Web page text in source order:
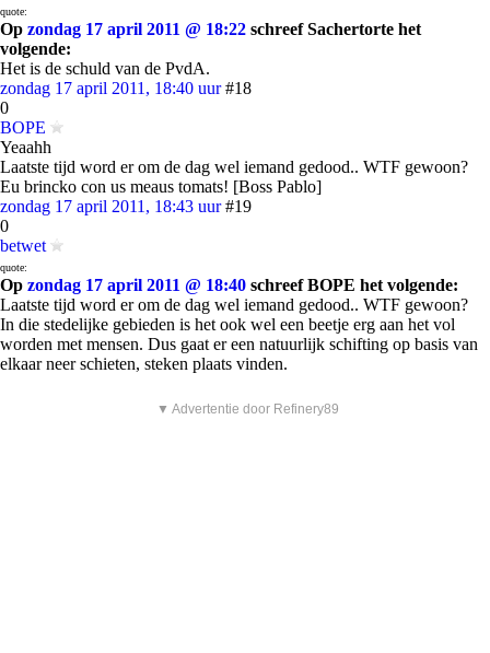
quote:
Op zondag 17 april 2011 @ 18:22 schreef Sachertorte het
volgende:
Het is de schuld van de PvdA.
zondag 17 april 2011, 18:40 uur #18
0
BOPE
Yeaahh
Laatste tijd word er om de dag wel iemand gedood.. WTF gewoon?
Eu brincko con us meaus tomats! [Boss Pablo]
zondag 17 april 2011, 18:43 uur #19
0
betwet
quote:
Op zondag 17 april 2011 @ 18:40 schreef BOPE het volgende:
Laatste tijd word er om de dag wel iemand gedood.. WTF gewoon?
In die stedelijke gebieden is het ook wel een beetje erg aan het vol
worden met mensen. Dus gaat er een natuurlijk schifting op basis van
elkaar neer schieten, steken plaats vinden.
▼ Advertentie door Refinery89